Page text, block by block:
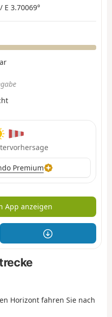
E 3.70069°
Premium
App anzeigen
Horizont fahren Sie nach